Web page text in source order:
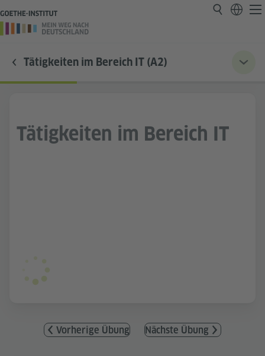
Tätigkeiten im Bereich IT (A2)
Tätigkeiten im Bereich IT
Vorherige Übung Nächste Übung